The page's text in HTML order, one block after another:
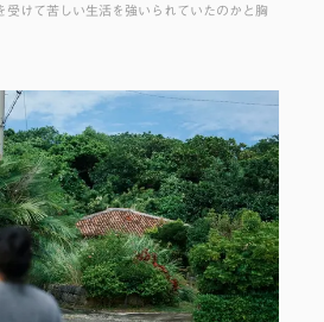
受けて苦しい生活を強いられていたのかと胸